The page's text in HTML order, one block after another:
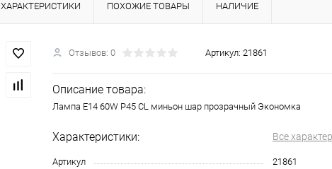
ХАРАКТЕРИСТИКИ ПОХОЖИЕ ТОВАРЫ НАЛИЧИЕ
Отзывов: 0 Артикул: 21861
Описание товара:
Лампа E14 60W P45 CL миньон шар прозрачный Экономка
Характеристики: Все
Артикул
21861